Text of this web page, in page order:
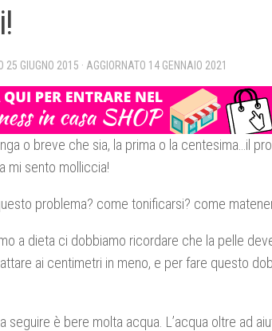
25 GIUGNO 2015 · AGGIORNATO 14 GENNAIO 2021
o breve che sia, la prima o la centesima…il
mi sento molliccia!
problema? come tonificarsi? come
a dieta ci dobbiamo ricordare che la pelle
ai centimetri in meno, e per fare questo
seguire è bere molta acqua. L’acqua oltre ad